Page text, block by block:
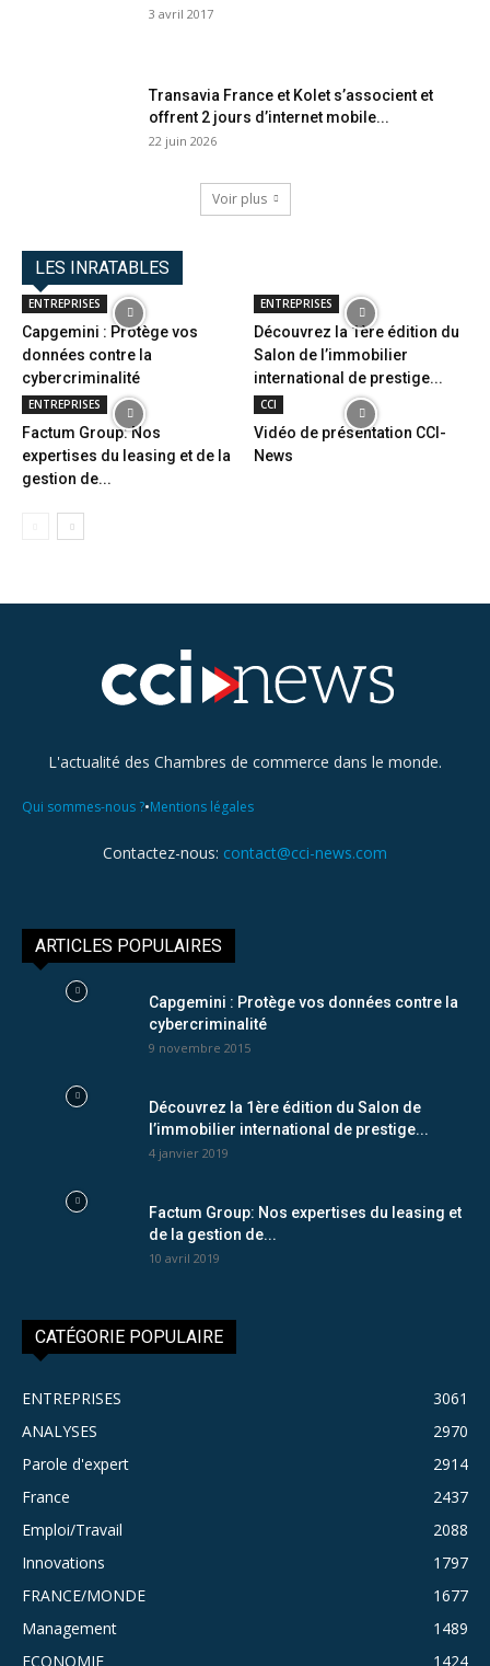
3 avril 2017
Transavia France et Kolet s’associent et
offrent 2 jours d’internet mobile...
22 juin 2026
Voir plus
LES INRATABLES
ENTREPRISES
Capgemini : Protège vos
données contre la
cybercriminalité
ENTREPRISES
Découvrez la 1ère édition du
Salon de l’immobilier
international de prestige...
ENTREPRISES
Factum Group: Nos
expertises du leasing et de la
gestion de...
CCI
Vidéo de présentation CCI-
News
L'actualité des Chambres de commerce dans le monde.
Qui sommes-nous ?•Mentions légales
Contactez-nous: contact@cci-news.com
ARTICLES POPULAIRES
Capgemini : Protège vos données contre la
cybercriminalité
9 novembre 2015
Découvrez la 1ère édition du Salon de
l’immobilier international de prestige...
4 janvier 2019
Factum Group: Nos expertises du leasing et
de la gestion de...
10 avril 2019
CATÉGORIE POPULAIRE
ENTREPRISES
3061
ANALYSES
2970
Parole d'expert
2914
France
2437
Emploi/Travail
2088
Innovations
1797
FRANCE/MONDE
1677
Management
1489
ECONOMIE
1424